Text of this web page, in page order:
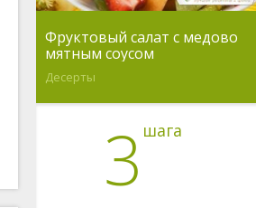
Фруктовый салат с медово
мятным соусом
Десерты
3 шага